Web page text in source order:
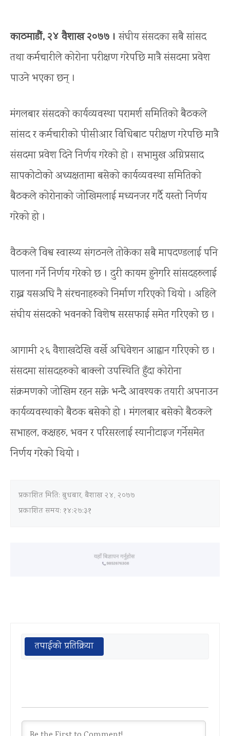
काठमाडौं, २४ वैशाख २०७७ । संघीय संसदका सबै सांसद
तथा कर्मचारीले कोरोना परीक्षण गरेपछि मात्रै संसदमा प्रवेश
पाउने भएका छन् ।
मंगलबार संसदको कार्यव्यवस्था परामर्श समितिको बैठकले
सांसद र कर्मचारीको पीसीआर विधिबाट परीक्षण गरेपछि मात्रै
संसदमा प्रवेश दिने निर्णय गरेको हो । सभामुख अग्निप्रसाद
सापकोटोको अध्यक्षतामा बसेको कार्यव्यवस्था समितिको
बैठकले कोरोनाको जोखिमलाई मध्यनजर गर्दै यस्तो निर्णय
गरेको हो ।
वैठकले विश्व स्वास्थ्य संगठनले तोकेका सबै मापदण्डलाई पनि
पालना गर्ने निर्णय गरेको छ । दुरी कायम हुनेगरि सांसदहरुलाई
राख्न यसअघि नै संरचनाहरुको निर्माण गरिएको थियो । अहिले
संघीय संसदको भवनको विशेष सरसफाई समेत गरिएको छ ।
आगामी २६ वैशाखदेखि वर्खे अधिवेशन आह्वान गरिएको छ ।
संसदमा सांसदहरुको बाक्लो उपस्थिति हुँदा कोरोना
संक्रमणको जोखिम रहन सक्ने भन्दै आवश्यक तयारी अपनाउन
कार्यव्यवस्थाको बैठक बसेको हो । मंगलबार बसेको बैठकले
सभाहल, कक्षहरु, भवन र परिसरलाई स्यानीटाइज गर्नेसमेत
निर्णय गरेको थियो ।
प्रकाशित मिति: बुधबार, बैशाख २४, २०७७
प्रकाशित समय: १४:२७:३१
तपाईको प्रतिक्रिया